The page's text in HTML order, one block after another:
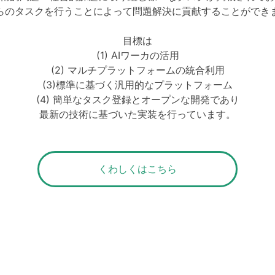
のタスクを行うことによって問題解決に貢献することができ
目標は
(1) AIワーカの活用
(2) マルチプラットフォームの統合利用
(3)標準に基づく汎用的なプラットフォーム
(4) 簡単なタスク登録とオープンな開発であり
最新の技術に基づいた実装を行っています。
くわしくはこちら